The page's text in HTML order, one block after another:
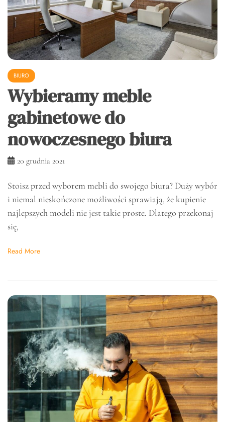
BIURO
Wybieramy meble
gabinetowe do
nowoczesnego biura
20 grudnia 2021
Stoisz przed wyborem mebli do swojego biura? Duży wybór
i niemal nieskończone możliwości sprawiają, że kupienie
najlepszych modeli nie jest takie proste. Dlatego przekonaj
się,
Read More